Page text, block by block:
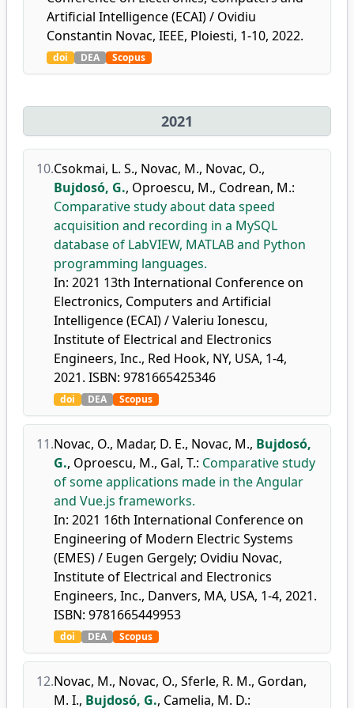
Artificial Intelligence (ECAI) / Ovidiu
Constantin Novac, IEEE, Ploiesti, 1-10, 2022.
doi DEA Scopus
2021
10.Csokmai, L. S., Novac, M., Novac, O.,
Bujdosó, G., Oproescu, M., Codrean, M.:
Comparative study about data speed
acquisition and recording in a MySQL
database of LabVIEW, MATLAB and Python
programming languages.
In: 2021 13th International Conference on
Electronics, Computers and Artificial
Intelligence (ECAI) / Valeriu Ionescu,
Institute of Electrical and Electronics
Engineers, Inc., Red Hook, NY, USA, 1-4,
2021. ISBN: 9781665425346
doi DEA Scopus
11.Novac, O., Madar, D. E., Novac, M., Bujdosó,
G., Oproescu, M., Gal, T.: Comparative study
of some applications made in the Angular
and Vue.js frameworks.
In: 2021 16th International Conference on
Engineering of Modern Electric Systems
(EMES) / Eugen Gergely; Ovidiu Novac,
Institute of Electrical and Electronics
Engineers, Inc., Danvers, MA, USA, 1-4, 2021.
ISBN: 9781665449953
doi DEA Scopus
12.Novac, M., Novac, O., Sferle, R. M., Gordan,
M. I., Bujdosó, G., Camelia, M. D.: